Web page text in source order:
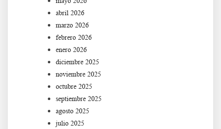
abril 2026
marzo 2026
febrero 2026
enero 2026
diciembre 2025
noviembre 2025
octubre 2025
septiembre 2025
agosto 2025
julio 2025